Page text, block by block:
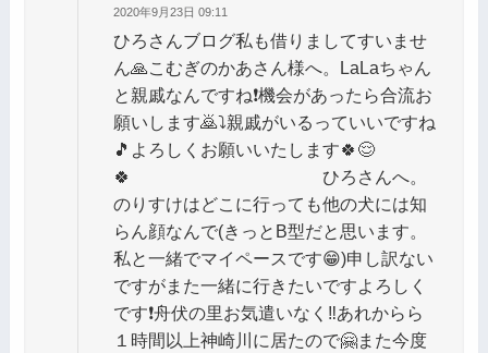
2020年9月23日 09:11
ひろさんブログ私も借りましてすいませ
ん🙏こむぎのかあさん様へ。LaLaちゃん
と親戚なんですね❗機会があったら合流お
願いします🙇⤵️親戚がいるっていいですね
🎵よろしくお願いいたします🍀😌
🍀 ひろさんへ。
のりすけはどこに行っても他の犬には知
らん顔なんで(きっとB型だと思います。
私と一緒でマイペースです😁)申し訳ない
ですがまた一緒に行きたいですよろしく
です❗舟伏の里お気遣いなく‼️あれからら
１時間以上神崎川に居たので🤗また今度